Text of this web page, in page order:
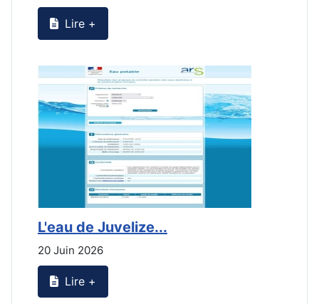
Lire +
L'eau de Juvelize...
20 Juin 2026
Lire +